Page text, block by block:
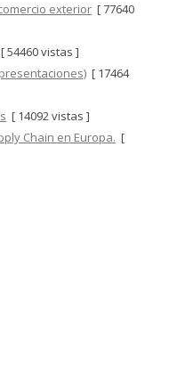
exterior [ 77640
[ 54460 vistas ]
[ 17464
[ 14092 vistas ]
Chain en Europa. [